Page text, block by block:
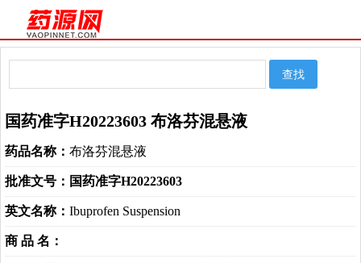
国药准字H20223603 布洛芬混悬液
药品名称： 布洛芬混悬液
批准文号： 国药准字H20223603
英文名称： Ibuprofen Suspension
商 品 名：